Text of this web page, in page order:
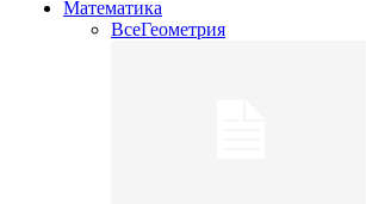
Математика
ВсеГеометрия